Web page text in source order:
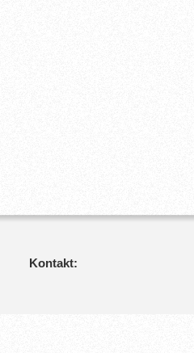
Kontakt: